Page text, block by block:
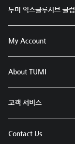
투미 익스클루시브 클럽
My Account
About TUMI
고객 서비스
Contact Us